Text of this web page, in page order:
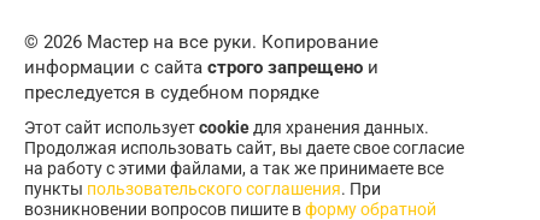
© 2026 Мастер на все руки. Копирование
информации с сайта строго запрещено и
преследуется в судебном порядке
Этот сайт используетcookieдля хранения данных.
Продолжая использовать сайт, вы даете свое согласие
на работу с этими файлами, а так же принимаете все
пункты пользовательского соглашения. При
возникновении вопросов пишите вформу обратной